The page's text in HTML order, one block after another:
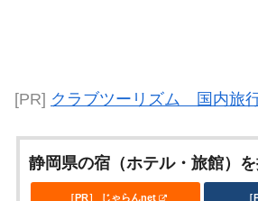
[PR] クラブツーリズム 国内旅
静岡県の宿（ホテル・旅館）
［PR］ じゃらんnet